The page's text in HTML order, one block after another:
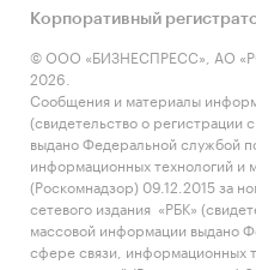
Корпоративный
© ООО «БИЗНЕСПРЕСС», АО
2026.
Сообщения и материалы
(свидетельство о регистрации
выдано Федеральной службой
информационных технологий и
(Роскомнадзор) 09.12.2015 за
сетевого издания «РБК»
массовой информации выдано
сфере связи, информационных